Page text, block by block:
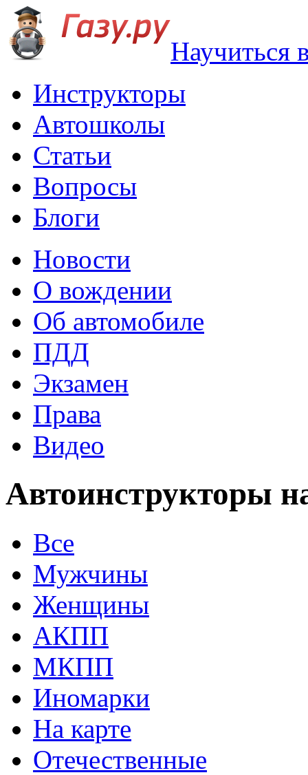
Научиться
Инструкторы
Автошколы
Статьи
Вопросы
Блоги
Новости
О вождении
Об автомобиле
ПДД
Экзамен
Права
Видео
Автоинструкторы
Все
Мужчины
Женщины
АКПП
МКПП
Иномарки
На карте
Отечественные